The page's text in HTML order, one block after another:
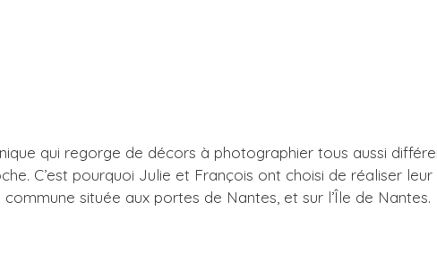
qui regorge de décors à photographier tous aussi
C’est pourquoi Julie et François ont choisi de réaliser leur
située aux portes de Nantes, et sur l’Île de Nantes.